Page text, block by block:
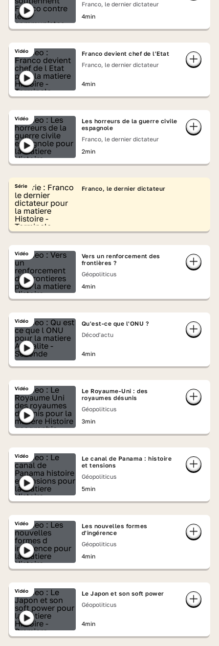
Franco, le dernier dictateur
4min
Vidéo
Franco devient chef de l'Etat
Franco, le dernier dictateur
4min
Vidéo
Les horreurs de la guerre civile
espagnole
Franco, le dernier dictateur
2min
Série Franco, le dernier dictateur
Vidéo
Vers un renforcement des
frontières ?
Géopoliticus
4min
Vidéo
Qu'est-ce que l'ONU ?
Décod'actu
4min
Vidéo
Le Royaume-Uni : des
royaumes désunis
Géopoliticus
3min
Vidéo
Le canal de Panama : histoire
et tensions
Géopoliticus
5min
Vidéo
Les nouvelles formes
d'ingérence
Géopoliticus
4min
Vidéo
Le Japon et son soft power
Géopoliticus
4min